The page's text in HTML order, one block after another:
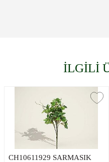
İLGİLİ
CH10611929 SARMASIK